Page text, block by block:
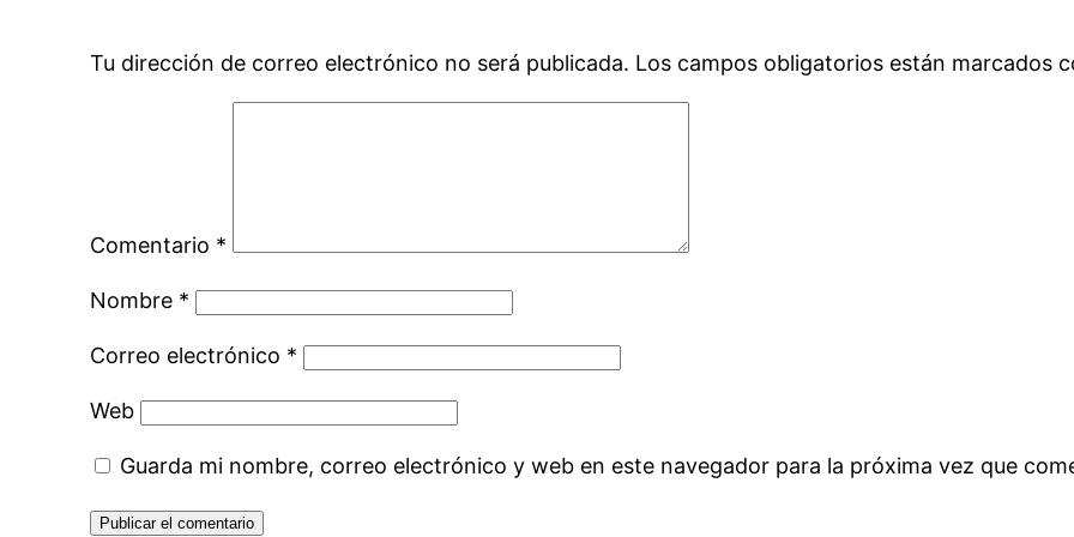
Tu dirección de correo electrónico no será publicada. Los campos obligatorios están marcados
Comentario *
Nombre *
Correo electrónico *
Web
Guarda mi nombre, correo electrónico y web en este navegador para la próxima vez que